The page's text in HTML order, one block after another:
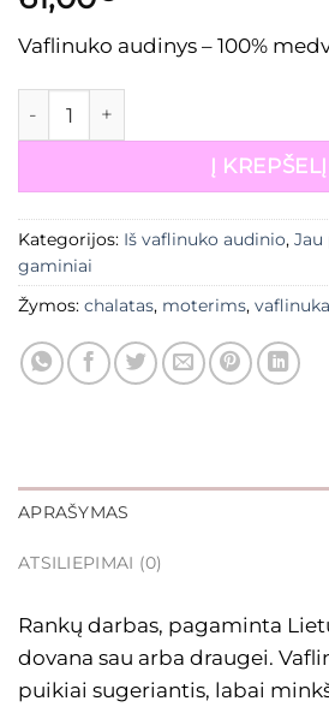
Vaflinuko audinys – 100%
Į KREPŠELĮ
Kategorijos: Iš vaflinuko audinio, Jau
gaminiai
Žymos: chalatas, moterims,
APRAŠYMAS
ATSILIEPIMAI (0)
Rankų darbas, pagaminta
dovana sau arba draugei.
puikiai sugeriantis, labai